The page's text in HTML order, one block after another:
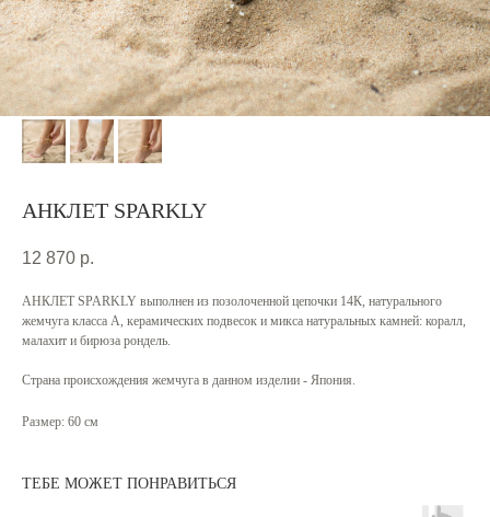
АНКЛЕТ SPARKLY
12 870 р.
АНКЛЕТ SPARKLY выполнен из позолоченной цепочки 14К, натурального
жемчуга класса А, керамических подвесок и микса натуральных камней: коралл,
малахит и бирюза рондель.
Страна происхождения жемчуга в данном изделии - Япония.
Размер: 60 см
ТЕБЕ МОЖЕТ ПОНРАВИТЬСЯ